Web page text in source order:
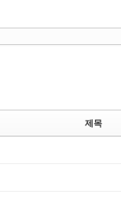
제목